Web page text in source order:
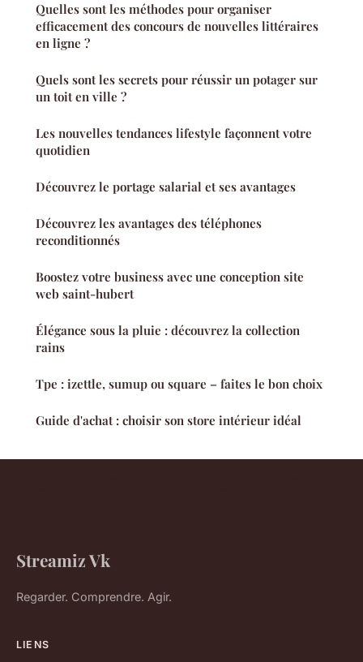
Quelles sont les méthodes pour organiser
efficacement des concours de nouvelles littéraires
en ligne ?
Quels sont les secrets pour réussir un potager sur
un toit en ville ?
Les nouvelles tendances lifestyle façonnent votre
quotidien
Découvrez le portage salarial et ses avantages
Découvrez les avantages des téléphones
reconditionnés
Boostez votre business avec une conception site
web saint-hubert
Élégance sous la pluie : découvrez la collection
rains
Tpe : izettle, sumup ou square – faites le bon choix
Guide d'achat : choisir son store intérieur idéal
Streamiz Vk
Regarder. Comprendre. Agir.
LIENS